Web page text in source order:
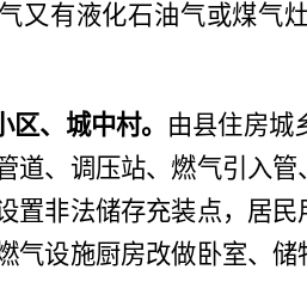
气又有液化石油气或煤气
区、城中村。 由县住房城
道、调压站、燃气引入
置非法储存充装点，居
气设施厨房改做卧室、